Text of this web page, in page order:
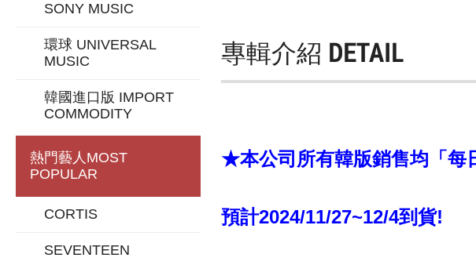
SONY MUSIC
環球 UNIVERSAL
MUSIC
韓國進口版 IMPORT
COMMODITY
熱門藝人 MOST
POPULAR
CORTIS
SEVENTEEN
專輯介紹 DETAIL
★本公司所有韓版銷售均「每
預計2024/11/27~12/4到貨!